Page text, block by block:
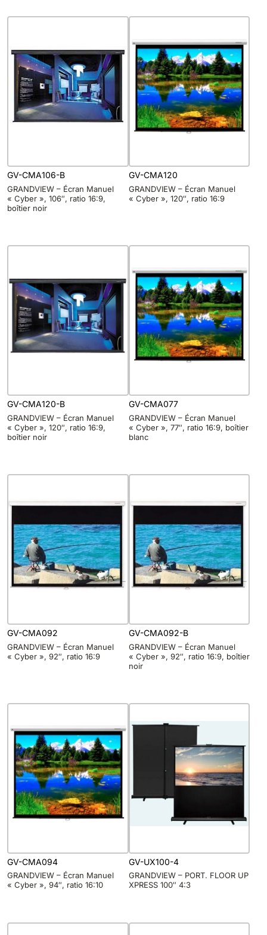
GV-CMA106-B
GRANDVIEW – Écran Manuel
« Cyber », 106″, ratio 16:9,
boîtier noir
GV-CMA120
GRANDVIEW – Écran Manuel
« Cyber », 120″, ratio 16:9
GV-CMA120-B
GRANDVIEW – Écran Manuel
« Cyber », 120″, ratio 16:9,
boîtier noir
GV-CMA077
GRANDVIEW – Écran Manuel
« Cyber », 77″, ratio 16:9, boîtier
blanc
GV-CMA092
GRANDVIEW – Écran Manuel
« Cyber », 92″, ratio 16:9
GV-CMA092-B
GRANDVIEW – Écran Manuel
« Cyber », 92″, ratio 16:9, boîtier
noir
GV-CMA094
GRANDVIEW – Écran Manuel
« Cyber », 94″, ratio 16:10
GV-UX100-4
GRANDVIEW – PORT. FLOOR UP
XPRESS 100″ 4:3